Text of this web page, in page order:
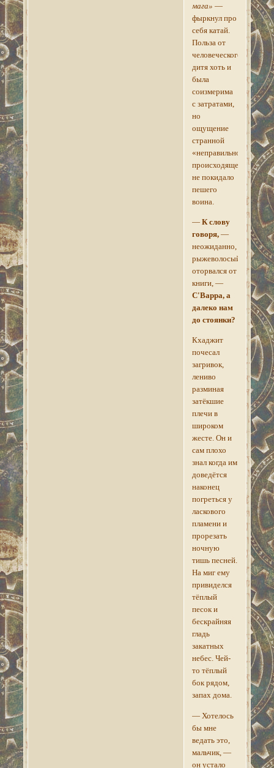
мага» —
фыркнул про
себя катай.
Польза от
человеческого
дитя хоть и
была
соизмерима
с затратами,
но
ощущение
странной
«неправильности»
происходящего
не покидало
пешего
воина.
— К слову
говоря, —
неожиданно,
рыжеволосый
оторвался от
книги, —
С'Варра, а
далеко нам
до стоянки?
Кхаджит
почесал
загривок,
лениво
разминая
затёкшие
плечи в
широком
жесте. Он и
сам плохо
знал когда им
доведётся
наконец
погреться у
ласкового
пламени и
прорезать
ночную
тишь песней.
На миг ему
привиделся
тёплый
песок и
бескрайняя
гладь
закатных
небес. Чей-
то тёплый
бок рядом,
запах дома.
— Хотелось
бы мне
ведать это,
мальчик, —
он устало